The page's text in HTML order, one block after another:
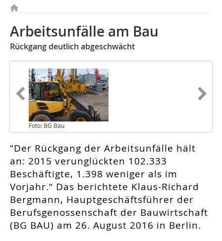
Arbeitsunfälle am Bau
Rückgang deutlich abgeschwächt
Foto: BG Bau
“Der Rückgang der Arbeitsunfälle hält
an: 2015 verunglückten 102.333
Beschäftigte, 1.398 weniger als im
Vorjahr.“ Das berichtete Klaus-Richard
Bergmann, Hauptgeschäftsführer der
Berufsgenossenschaft der Bauwirtschaft
(BG BAU) am 26. August 2016 in Berlin.